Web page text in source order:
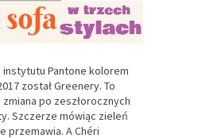
instytutu Pantone kolorem
został Greenery. To
po zeszłorocznych
Szczerze mówiąc zieleń
przemawia. A Chéri